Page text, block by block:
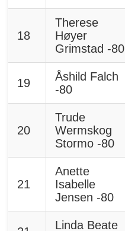
18
Therese
Høyer
Grimstad -80
19
Åshild Falch
-80
20
Trude
Wermskog
Stormo -80
21
Anette
Isabelle
Jensen -80
Linda Beate